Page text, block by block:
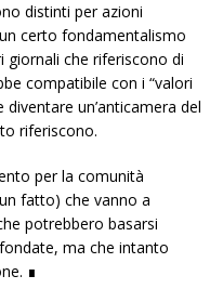
distinti per azioni
certo fondamentalismo
che riferiscono di
compatibile con i “valori
un’anticamera del
riferiscono.
per la comunità
fatto) che vanno a
potrebbero basarsi
ma che intanto
∎